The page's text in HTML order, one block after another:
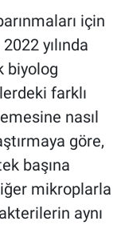
için
yılında
biyolog
farklı
nasıl
göre,
başına
mikroplarla
aynı